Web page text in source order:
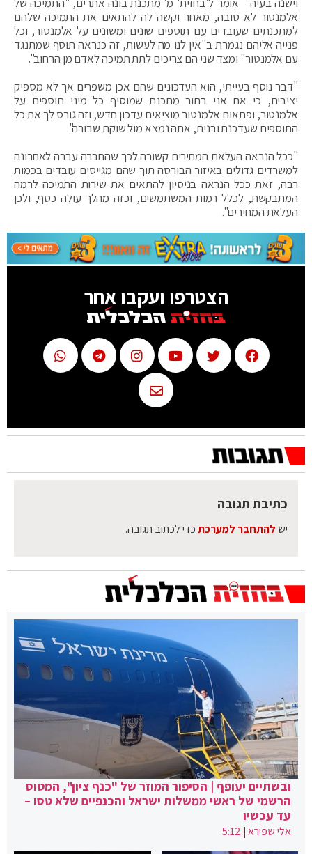
וישנה בעיה" אומר ל'בחזית' מ' מתכנת בונה אתרים, "התמיכה של
אלמנטור לא טובה, מאחר וקשה לה להתאים את התמיכה שלהם
למתכנתים שעובדים עם תוספים שונים ומשונים על אלמנטור, וכל
פנייה אליהם נגמרת ב"אין לנו מה לעשות, זה כנראה תוסף שמתנגד
עם אלמנטור" ומצד שני הם צריכים לתת תמיכה לאדם מן הרחוב".
"דבר נוסף בעייתי, הוא העדכונים שהם אכן משפרים אך לא מספיק
יציבים, כי אם אני בתור מתכנת שמוסיף כל מיני תוספים על
אלמנטור, ופתאום אלמנטור מוציאים עדכון חדש, וזה גורס לך את כל
התוספים שעדכנת ובנית, אתה נמצא מול שוקת שבורה".
"ככל הנראה העלאת המחירים קשורה לכך שהחברה עברה לאחרונה
למשרדים גדולים באיזור הבורסה תוך שהם מגייסים עובדים בכמות
רבה, זאת ככל הנראה בניסיון להתאים את שירות התמיכה לרמה
המתבקשת, לכלל רמות המשתמשים, וכזה מהלך עולה כסף, ולכן
העלאת המחירים".
הצטרפו ועקבו אחר
כתיבת תגובה
יש להתחבר למערכתכדי לכתוב תגובה.
ובשתיים יעופף | הסיפור המוזר של "כנף ציון", המטוס
הרשמי של ראשי ממשלות ישראל והכנפיים שלא טסו –
עד עכשיו
אלי שפירא|
5:12